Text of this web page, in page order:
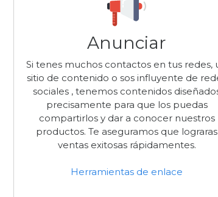
Anunciar
Si tenes muchos contactos en tus redes,
sitio de contenido o sos influyente de
sociales , tenemos contenidos
precisamente para que los puedas
compartirlos y dar a conocer nuestros
productos. Te aseguramos que lograras
ventas exitosas rápidamentes.
Herramientas de enlace